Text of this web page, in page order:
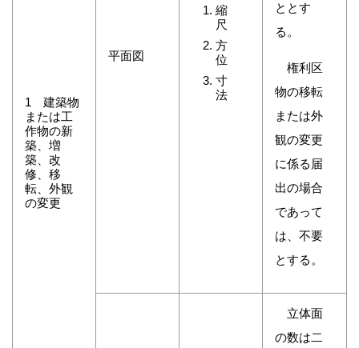
1 建築物
または工
作物の新
築、増
築、改
修、移
転、外観
の変更
平面図
縮
尺
方
位
寸
法
ととす
る。
権利区
物の移転
または外
観の変更
に係る届
出の場合
であって
は、不要
とする。
立体面
の数は二